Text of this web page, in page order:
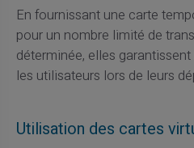
En fournissant une carte
pour un nombre limité de
déterminée, elles
les utilisateurs lors de leurs
Utilisation des cartes